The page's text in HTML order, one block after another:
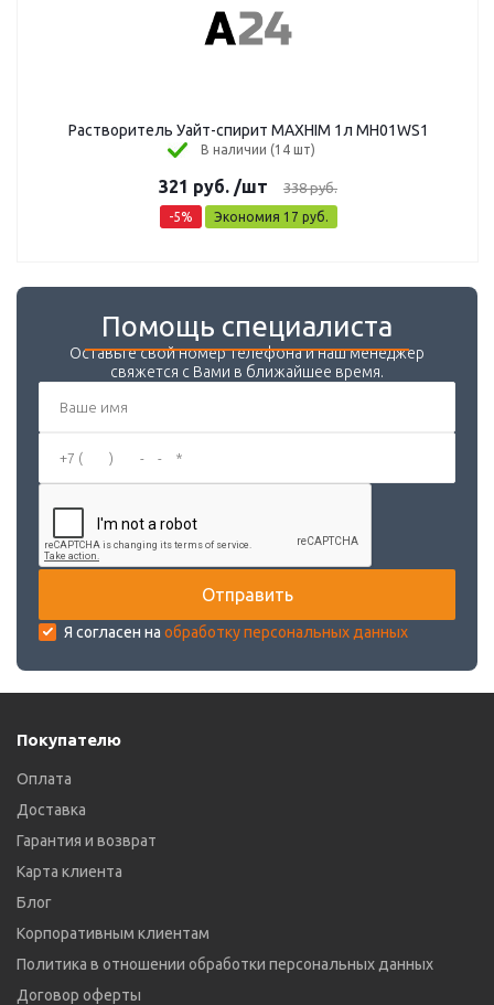
Растворитель Уайт-спирит MAXHIM 1л MH01WS1
В наличии (14 шт)
321 руб. /шт 338руб.
-5% Экономия 17 руб.
Помощь специалиста
Оставьте свой номер телефона и наш менеджер
свяжется с Вами в ближайшее время.
Я согласен на обработку персональных данных
Покупателю
Оплата
Доставка
Гарантия и возврат
Карта клиента
Блог
Корпоративным клиентам
Политика в отношении обработки персональных данных
Договор оферты